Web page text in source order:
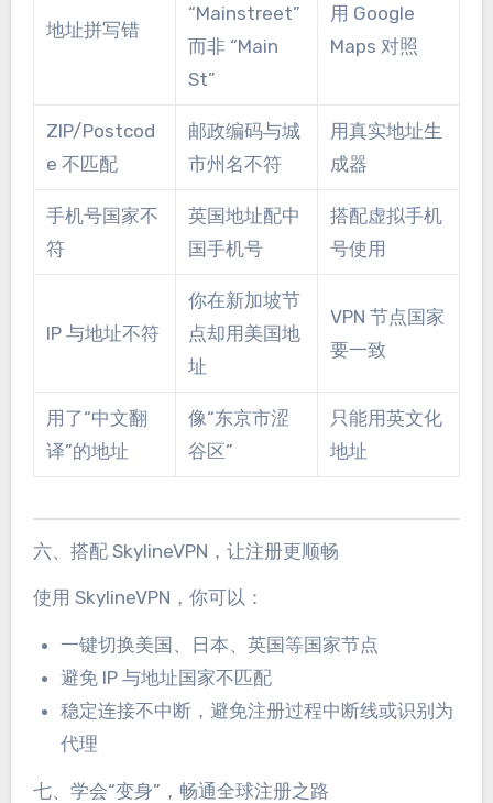
地址拼写错
“Mainstreet”
而非 “Main
St”
用 Google
Maps 对照
ZIP/Postcod
e 不匹配
邮政编码与城
市州名不符
用真实地址生
成器
手机号国家不
符
英国地址配中
国手机号
搭配虚拟手机
号使用
IP 与地址不符
你在新加坡节
点却用美国地
址
VPN 节点国家
要一致
用了“中文翻
译”的地址
像“东京市涩
谷区”
只能用英文化
地址
六、搭配 SkylineVPN，让注册更顺畅
使用 SkylineVPN，你可以：
一键切换美国、日本、英国等国家节点
避免 IP 与地址国家不匹配
稳定连接不中断，避免注册过程中断线或识别为
代理
七、学会“变身”，畅通全球注册之路